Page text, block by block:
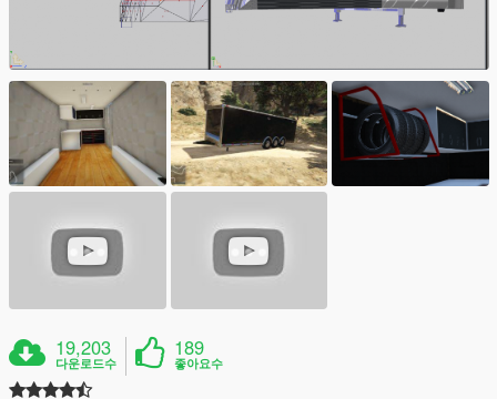
19,203
다운로드수
189
좋아요수